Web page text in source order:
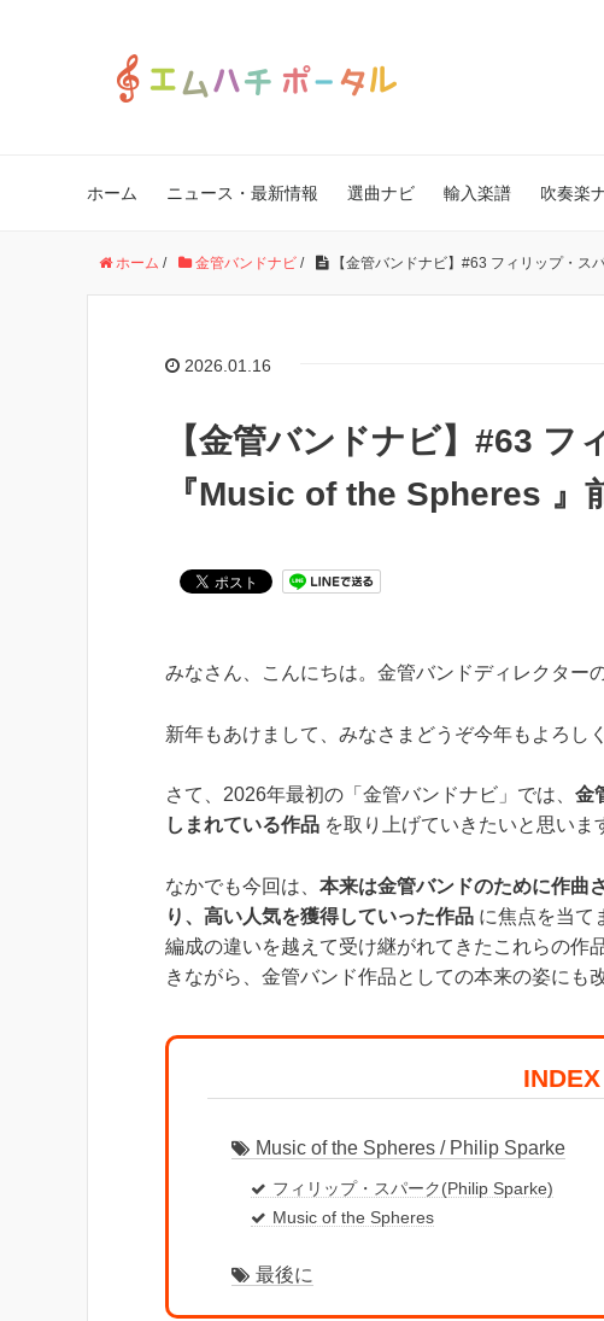
ホーム ニュース・最新情報 選曲ナビ 輸入楽譜 吹奏楽
ホーム / 金管バンドナビ / 【金管バンドナビ】#63 フィリップ・ス
2026.01.16
【金管バンドナビ】#63 フ
『Music of the Spheres 』
みなさん、こんにちは。金管バンドディレクター
新年もあけまして、みなさまどうぞ今年もよろし
さて、2026年最初の「金管バンドナビ」では、 金
しまれている作品 を取り上げていきたいと思いま
なかでも今回は、 本来は金管バンドのために作曲
り、高い人気を獲得していった作品 に焦点を当て
編成の違いを越えて受け継がれてきたこれらの作
きながら、金管バンド作品としての本来の姿にも
INDEX
Music of the Spheres / Philip Sparke
フィリップ・スパーク(Philip Sparke)
Music of the Spheres
最後に